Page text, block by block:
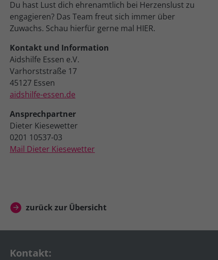
Du hast Lust dich ehrenamtlich bei Herzenslust zu
engagieren? Das Team freut sich immer über
Zuwachs. Schau hierfür gerne mal HIER.
Kontakt und Information
Aidshilfe Essen e.V.
Varhorststraße 17
45127 Essen
aidshilfe-essen.de
Ansprechpartner
Dieter Kiesewetter
0201 10537-03
Mail Dieter Kiesewetter
zurück zur Übersicht
Kontakt: